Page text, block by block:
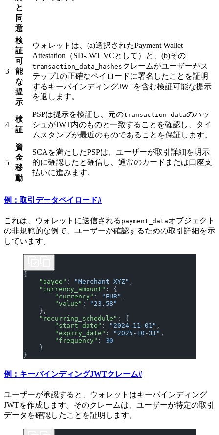
と
同
意
3
検
証
可
能
な
提
示
ウォレットは、(a)選択されたPayment Wallet
Attestation（SD-JWT VCとして）と、(b)その
transaction_data_hashes クレームがユーザーがス
テップ1の正確なペイロードに署名したことを証明
するキーバインディングJWTを含む検証可能な提示
を返します。
4
検
証
PSPは提示を検証し、元のtransaction_dataのハッ
シュがJWT内のものと一致することを確認し、タイ
ムスタンプが最近のものであることを保証します。
5
資
金
移
動
SCAを満たしたPSPは、ユーザーが取引詳細を明示
的に確認したと確信し、通常のカードまたは口座支
払いに進みます。
例：取引データペイロード#
これは、ウォレットに送信される payment_dataオブジェクト
の非規範的な例で、ユーザーが確認するための取引詳細を示
しています。
{
    "payee"
: "Merchant XYZ" ,
    "currency_amount"
: {
        "currency"
: "EUR" ,
        "value"
:
"23.58"
    },
    "recurring_schedule"
: {
        "start_date"
: "2024-11-01" ,
        "expiry_date"
: "2025-10-31" ,
        "frequency"
: 30
    }
}
例：キーバインディングJWTクレーム#
ユーザーが承認すると、ウォレットはキーバインディング
JWTを作成します。そのクレームは、ユーザーが特定の取引
データを確認したことを証明します。